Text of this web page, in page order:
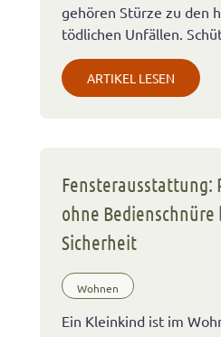
gehören Stürze zu den
tödlichen Unfällen.
ARTIKEL LESEN
Fensterausstattung:
ohne
Sicherheit
Wohnen
Ein Kleinkind ist im